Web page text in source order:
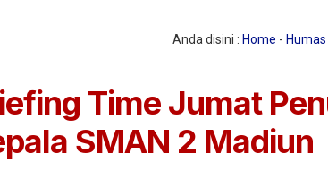
Anda disini : Home - Humas
Time Jumat
SMAN 2 Madiun